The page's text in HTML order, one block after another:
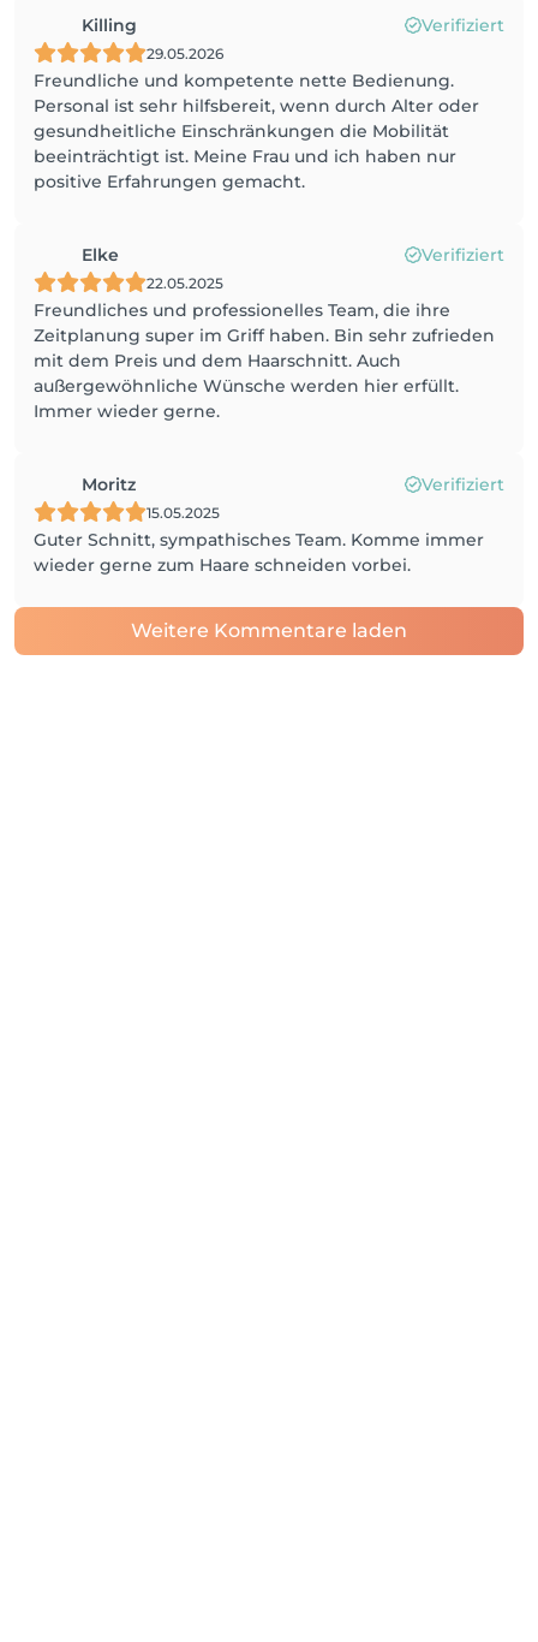
Killing Verifiziert
29.05.2026
Freundliche und kompetente nette Bedienung.
Personal ist sehr hilfsbereit, wenn durch Alter oder
gesundheitliche Einschränkungen die Mobilität
beeinträchtigt ist. Meine Frau und ich haben nur
positive Erfahrungen gemacht.
Elke Verifiziert
22.05.2025
Freundliches und professionelles Team, die ihre
Zeitplanung super im Griff haben. Bin sehr zufrieden
mit dem Preis und dem Haarschnitt. Auch
außergewöhnliche Wünsche werden hier erfüllt.
Immer wieder gerne.
Moritz Verifiziert
15.05.2025
Guter Schnitt, sympathisches Team. Komme immer
wieder gerne zum Haare schneiden vorbei.
Weitere Kommentare laden